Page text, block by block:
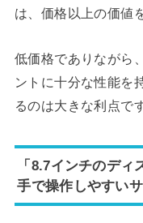
は、価格以上の価値
低価格でありながら
ントに十分な性能を
るのは大きな利点で
「8.7インチのデ
手で操作しやすいサ